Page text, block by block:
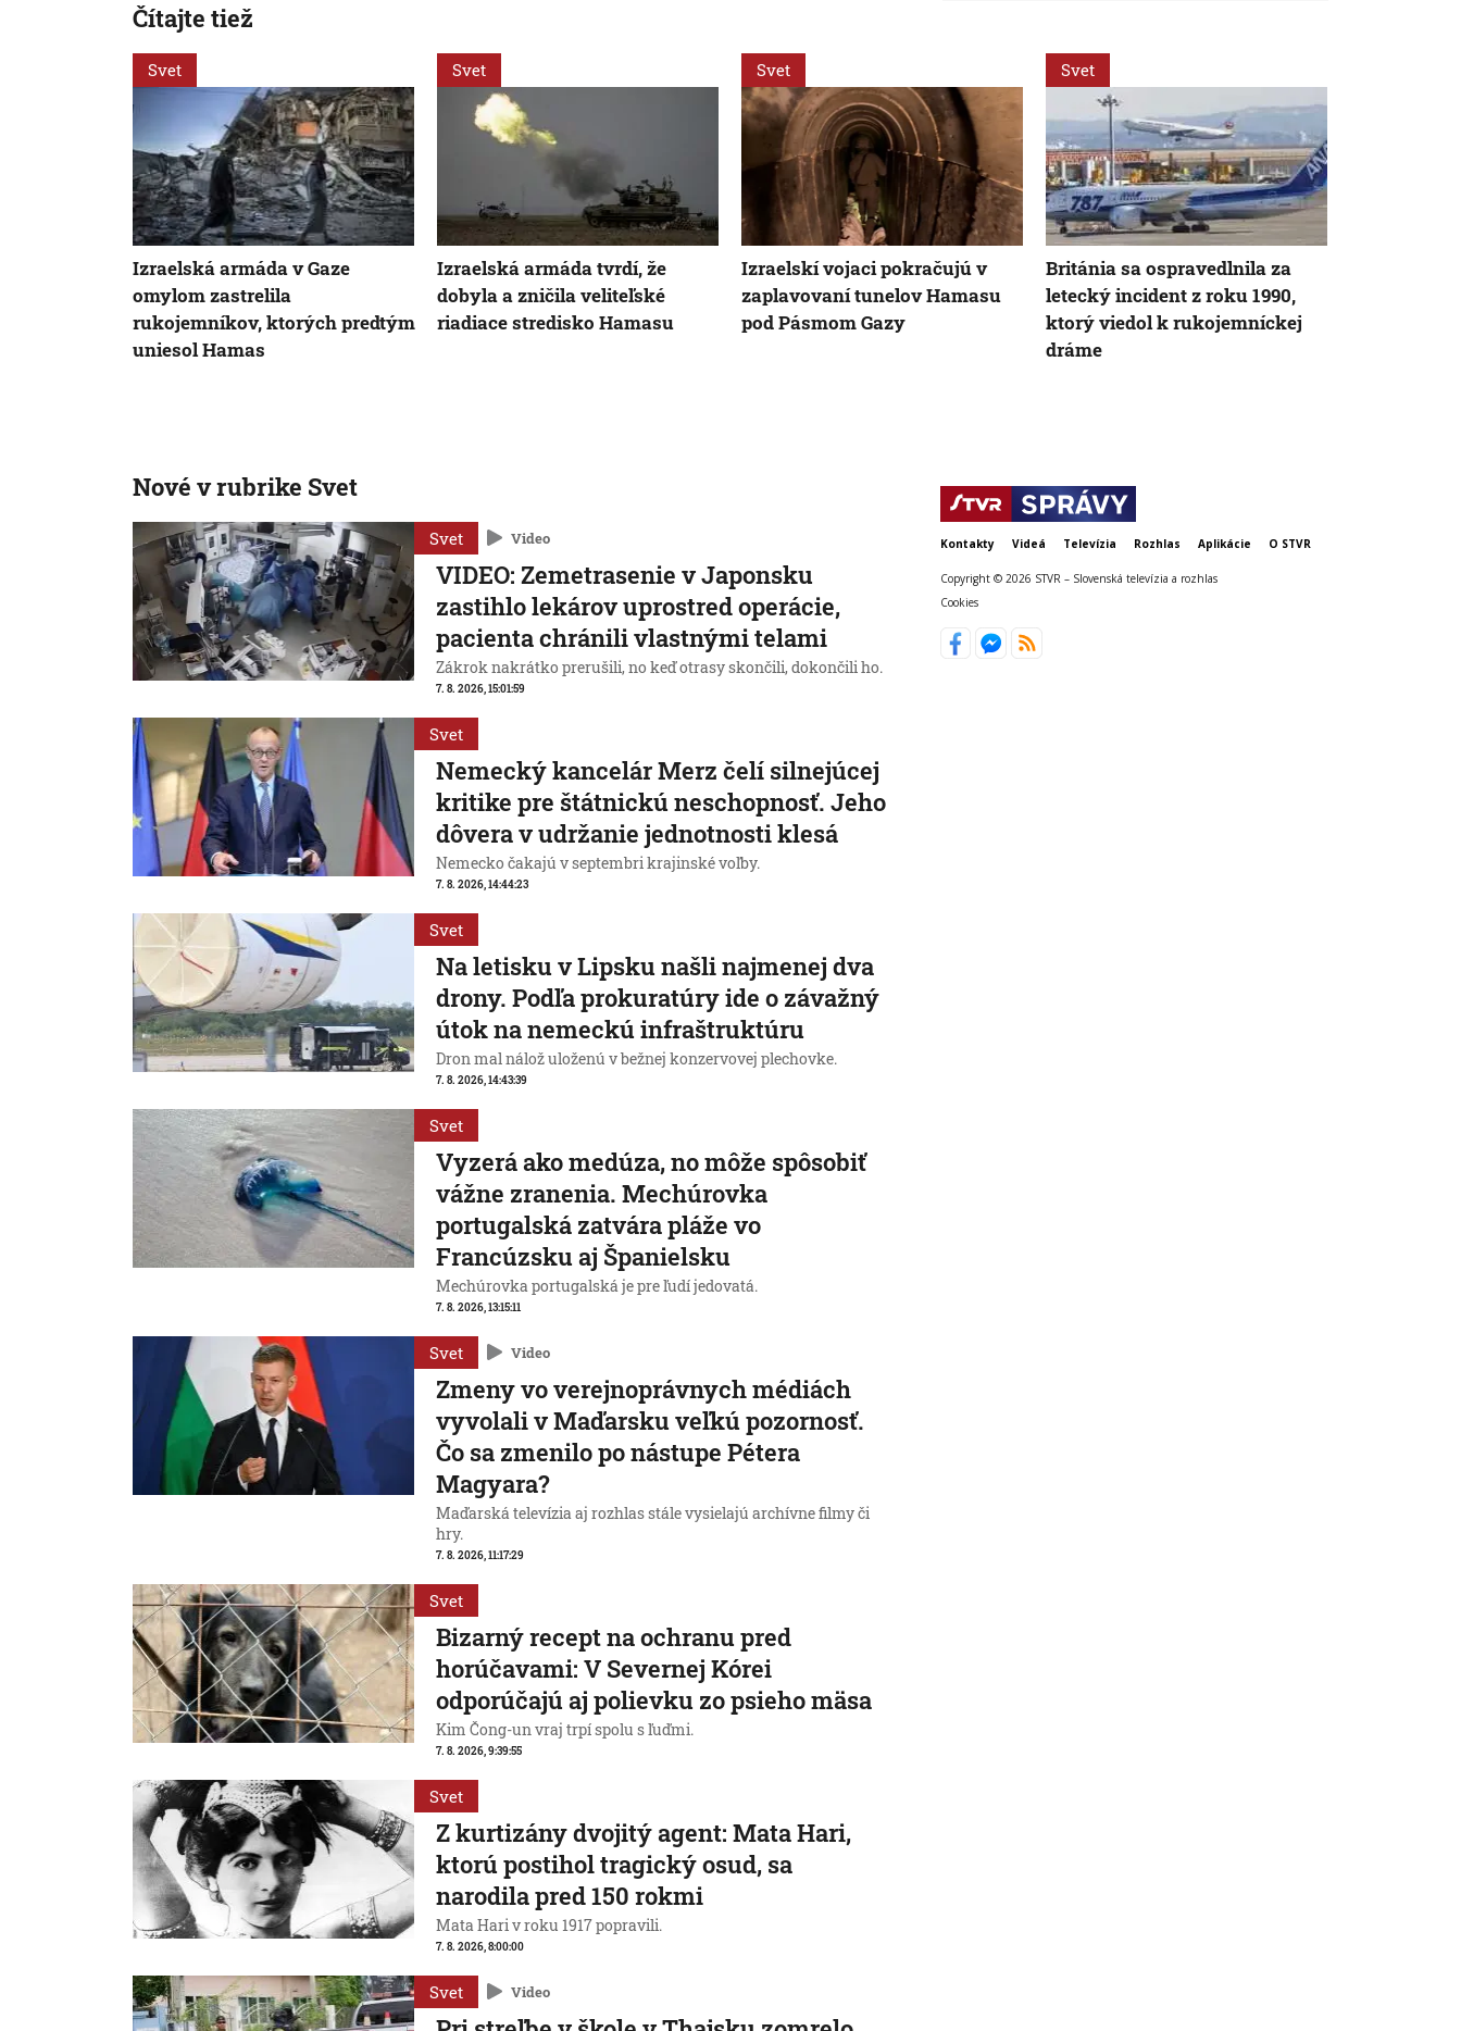
Čítajte tiež
Svet
Izraelská armáda v Gaze
omylom zastrelila
rukojemníkov, ktorých predtým
uniesol Hamas
Svet
Izraelská armáda tvrdí, že
dobyla a zničila veliteľské
riadiace stredisko Hamasu
Svet
Izraelskí vojaci pokračujú v
zaplavovaní tunelov Hamasu
pod Pásmom Gazy
Svet
Británia sa ospravedlnila za
letecký incident z roku 1990,
ktorý viedol k rukojemníckej
dráme
Nové v rubrike Svet
Svet Video
VIDEO: Zemetrasenie v Japonsku
zastihlo lekárov uprostred operácie,
pacienta chránili vlastnými telami
Zákrok nakrátko prerušili, no keď otrasy skončili, dokončili ho.
7. 8. 2026, 15:01:59
Svet
Nemecký kancelár Merz čelí silnejúcej
kritike pre štátnickú neschopnosť. Jeho
dôvera v udržanie jednotnosti klesá
Nemecko čakajú v septembri krajinské voľby.
7. 8. 2026, 14:44:23
Svet
Na letisku v Lipsku našli najmenej dva
drony. Podľa prokuratúry ide o závažný
útok na nemeckú infraštruktúru
Dron mal nálož uloženú v bežnej konzervovej plechovke.
7. 8. 2026, 14:43:39
Svet
Vyzerá ako medúza, no môže spôsobiť
vážne zranenia. Mechúrovka
portugalská zatvára pláže vo
Francúzsku aj Španielsku
Mechúrovka portugalská je pre ľudí jedovatá.
7. 8. 2026, 13:15:11
Svet Video
Zmeny vo verejnoprávnych médiách
vyvolali v Maďarsku veľkú pozornosť.
Čo sa zmenilo po nástupe Pétera
Magyara?
Maďarská televízia aj rozhlas stále vysielajú archívne filmy či
hry.
7. 8. 2026, 11:17:29
Svet
Bizarný recept na ochranu pred
horúčavami: V Severnej Kórei
odporúčajú aj polievku zo psieho mäsa
Kim Čong-un vraj trpí spolu s ľuďmi.
7. 8. 2026, 9:39:55
Svet
Z kurtizány dvojitý agent: Mata Hari,
ktorú postihol tragický osud, sa
narodila pred 150 rokmi
Mata Hari v roku 1917 popravili.
7. 8. 2026, 8:00:00
Svet Video
Kontakty Videá Televízia Rozhlas Aplikácie O STVR
Copyright © 2026 STVR – Slovenská televízia a rozhlas
Cookies